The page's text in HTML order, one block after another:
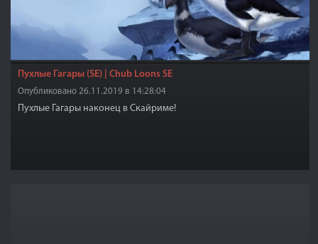
Пухлые Гагары (SE) | Chub Loons SE
Опубликовано 26.11.2019 в 14:28:04
Пухлые Гагары наконец в Скайриме!